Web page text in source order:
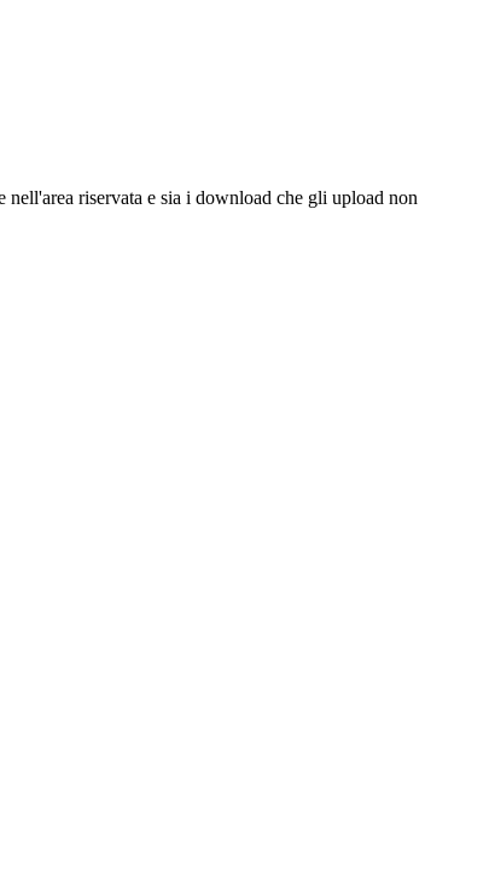
riservata e sia i download che gli upload non